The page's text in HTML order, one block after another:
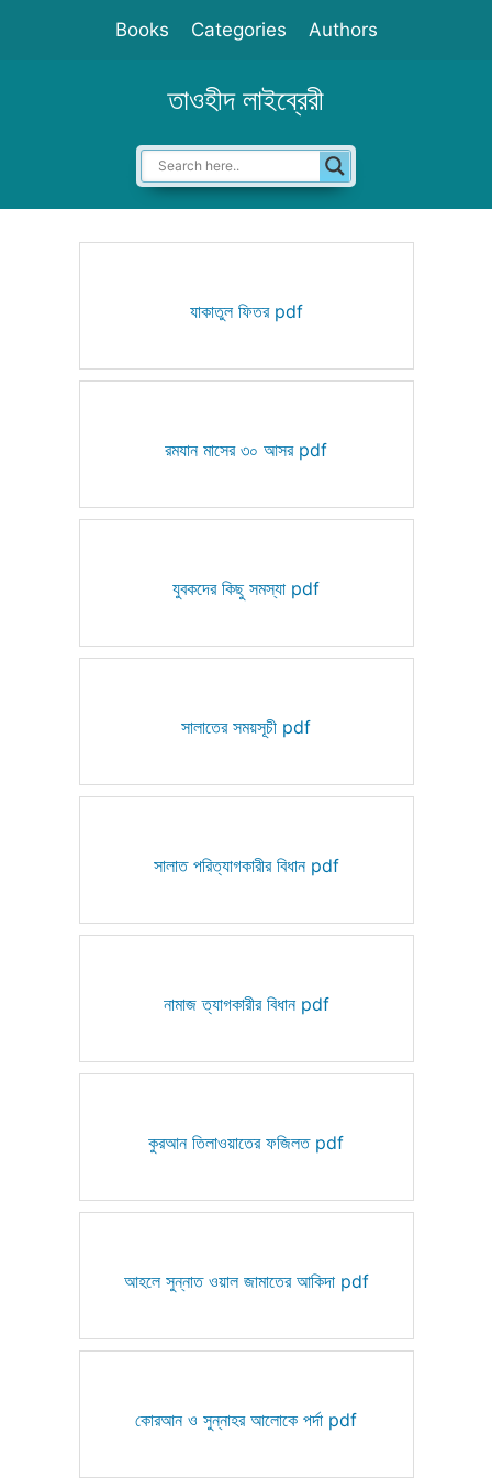
Books Categories Authors
তাওহীদ লাইব্রেরী
যাকাতুল ফিতর pdf
রমযান মাসের ৩০ আসর pdf
যুবকদের কিছু সমস্যা pdf
সালাতের সময়সূচী pdf
সালাত পরিত্যাগকারীর বিধান pdf
নামাজ ত্যাগকারীর বিধান pdf
কুরআন তিলাওয়াতের ফজিলত pdf
আহলে সুন্নাত ওয়াল জামাতের আকিদা pdf
কোরআন ও সুন্নাহর আলোকে পর্দা pdf